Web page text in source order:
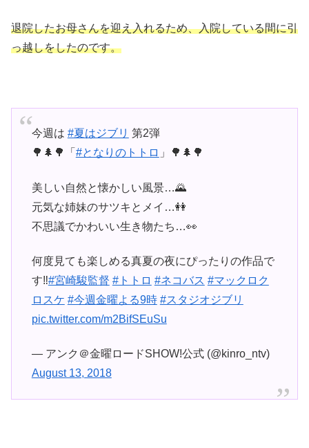
退院したお母さんを迎え入れるため、入院している間に引
っ越しをしたのです。
今週は #夏はジブリ 第2弾
🌳🌲🌳「 #となりのトトロ 」🌳🌲🌳
美しい自然と懐かしい風景…🌄
元気な姉妹のサツキとメイ…👭
不思議でかわいい生き物たち…👀
何度見ても楽しめる真夏の夜にぴったりの作品で
す‼️#宮崎駿監督 #トトロ #ネコバス #マックロク
ロスケ #今週金曜よる9時 #スタジオジブリ
pic.twitter.com/m2BifSEuSu
— アンク＠金曜ロードSHOW!公式 (@kinro_ntv)
August 13, 2018